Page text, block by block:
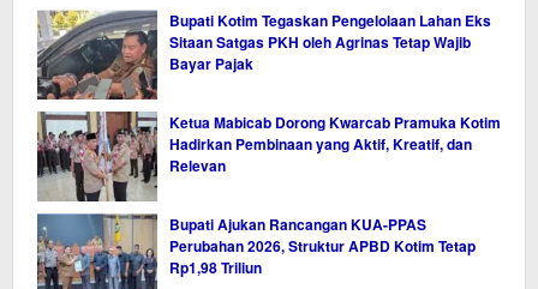
Bupati Kotim Tegaskan Pengelolaan Lahan Eks
Sitaan Satgas PKH oleh Agrinas Tetap Wajib
Bayar Pajak
Ketua Mabicab Dorong Kwarcab Pramuka Kotim
Hadirkan Pembinaan yang Aktif, Kreatif, dan
Relevan
Bupati Ajukan Rancangan KUA-PPAS
Perubahan 2026, Struktur APBD Kotim Tetap
Rp1,98 Triliun